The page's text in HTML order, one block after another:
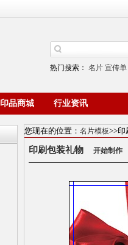
热门搜索： 名片 宣传单
印品商城 行业资讯
您现在的位置： 名片模板>>印
印刷包装礼物 开始制作